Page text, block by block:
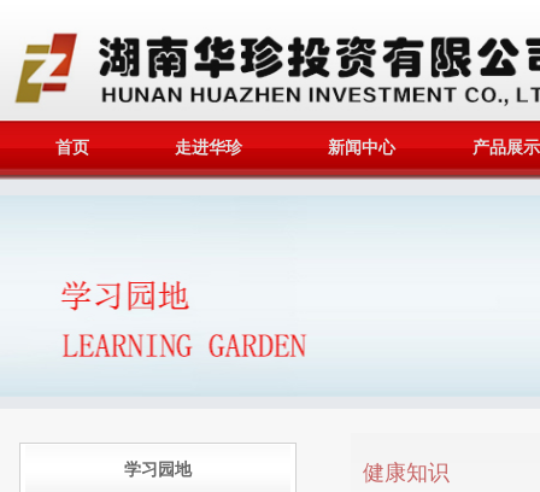
首页 走进华珍 新闻中心 产品展示
学习园地 健康知识